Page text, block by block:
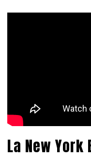
La New York